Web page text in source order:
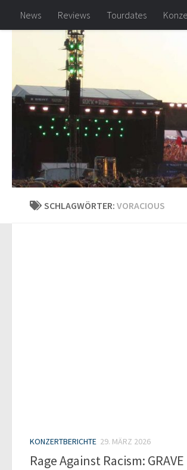
Zum Inhalt springen
News Reviews Tourdates
SCHLAGWÖRTER: VORACIOUS
KONZERTBERICHTE 29. MÄRZ 2026
Rage Against Racism: GRAVE